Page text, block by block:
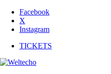
Facebook
X
Instagram
TICKETS